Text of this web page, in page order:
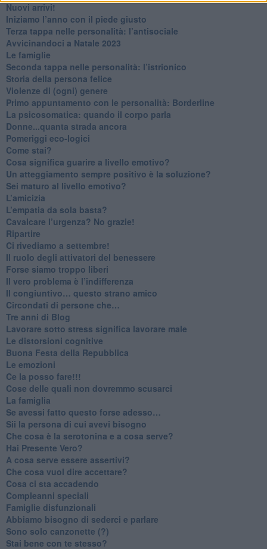
​Nuovi arrivi!
​Iniziamo l’anno con il piede giusto
​Terza tappa nelle personalità: l’antisociale
​Avvicinandoci a Natale 2023
Le famiglie
Seconda tappa nelle personalità: l’istrionico
​Storia della persona felice
Violenze di (ogni) genere
​Primo appuntamento con le personalità: Borderline
La psicosomatica: quando il corpo parla
Donne...quanta strada ancora
​Pomeriggi eco-logici
​Come stai?
Cosa significa guarire a livello emotivo?
​Un atteggiamento sempre positivo è la soluzione?
​Sei maturo al livello emotivo?
​L’amicizia
​L’empatia da sola basta?
​Cavalcare l’urgenza? No grazie!
Ripartire
​Ci rivediamo a settembre!
​Il ruolo degli attivatori del benessere
​Forse siamo troppo liberi
​Il vero problema è l’indifferenza
​Il congiuntivo… questo strano amico
​Circondati di persone che…
​Tre anni di Blog
​Lavorare sotto stress significa lavorare male
​Le distorsioni cognitive
​Buona Festa della Repubblica
Le emozioni
​Ce la posso fare!!!
​Cose delle quali non dovremmo scusarci
​La famiglia
​Se avessi fatto questo forse adesso…
​Sii la persona di cui avevi bisogno
Che cosa è la serotonina e a cosa serve?
​Hai Presente Vero?
A cosa serve essere assertivi?
​Che cosa vuol dire accettare?
​Cosa ci sta accadendo
​Compleanni speciali
​Famiglie disfunzionali
​Abbiamo bisogno di sederci e parlare
Sono solo canzonette (?)
​Stai bene con te stesso?